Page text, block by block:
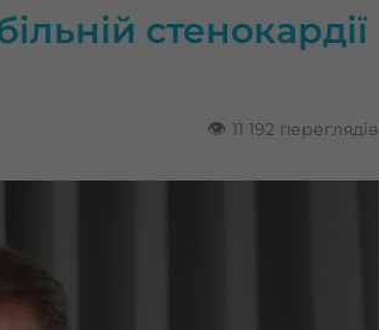
стенокардії
👁11 192 переглядів